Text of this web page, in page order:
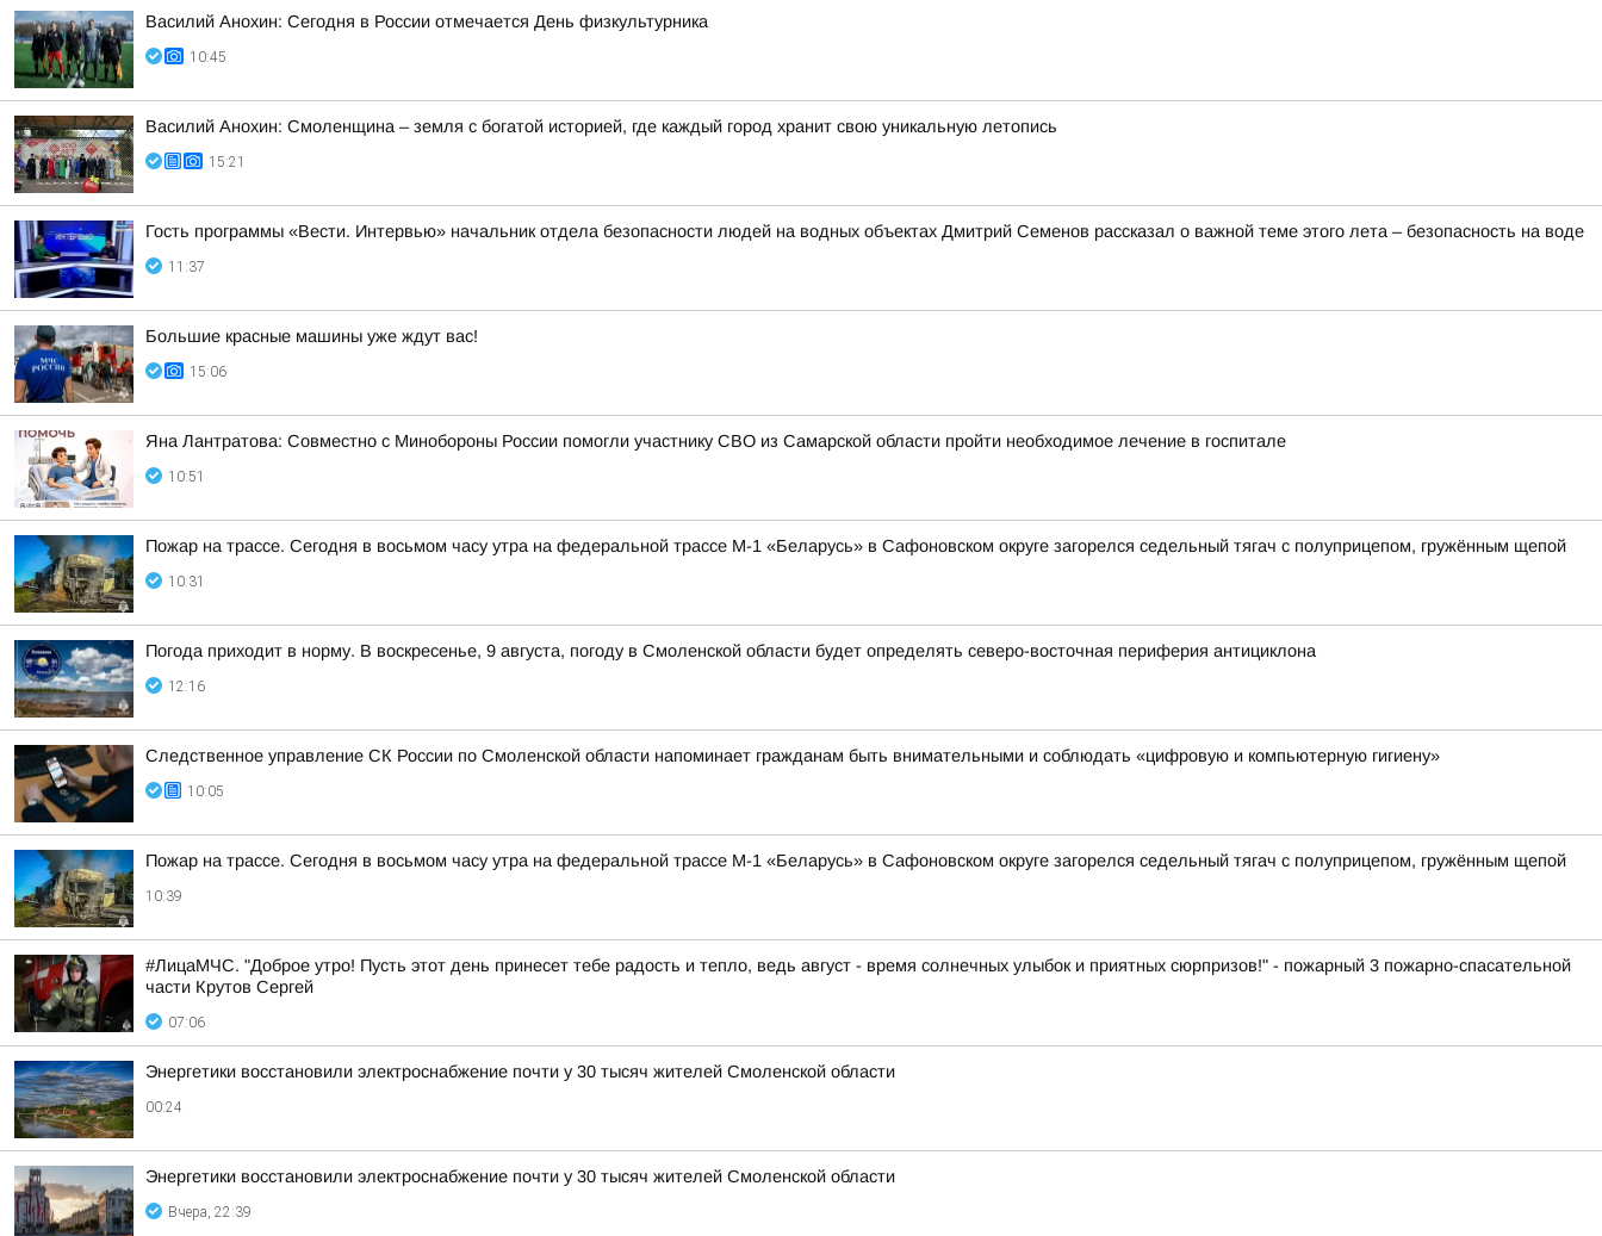
Василий Анохин: Сегодня в России отмечается День физкультурника
10:45
Василий Анохин: Смоленщина – земля с богатой историей, где каждый город хранит свою уникальную летопись
15:21
Гость программы «Вести. Интервью» начальник отдела безопасности людей на водных объектах Дмитрий Семенов рассказал о важной теме этого лета – безопасность на воде
11:37
Большие красные машины уже ждут вас!
15:06
Яна Лантратова: Совместно с Минобороны России помогли участнику СВО из Самарской области пройти необходимое лечение в госпитале
10:51
Пожар на трассе. Сегодня в восьмом часу утра на федеральной трассе М-1 «Беларусь» в Сафоновском округе загорелся седельный тягач с полуприцепом, гружённым щепой
10:31
Погода приходит в норму. В воскресенье, 9 августа, погоду в Смоленской области будет определять северо-восточная периферия антициклона
12:16
Следственное управление СК России по Смоленской области напоминает гражданам быть внимательными и соблюдать «цифровую и компьютерную гигиену»
10:05
Пожар на трассе. Сегодня в восьмом часу утра на федеральной трассе М-1 «Беларусь» в Сафоновском округе загорелся седельный тягач с полуприцепом, гружённым щепой
10:39
#ЛицаМЧС. "Доброе утро! Пусть этот день принесет тебе радость и тепло, ведь август - время солнечных улыбок и приятных сюрпризов!" - пожарный 3 пожарно-спасательной
части Крутов Сергей
07:06
Энергетики восстановили электроснабжение почти у 30 тысяч жителей Смоленской области
00:24
Энергетики восстановили электроснабжение почти у 30 тысяч жителей Смоленской области
Вчера, 22:39